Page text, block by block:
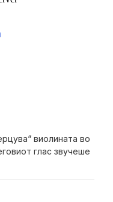
виолината во
глас звучеше